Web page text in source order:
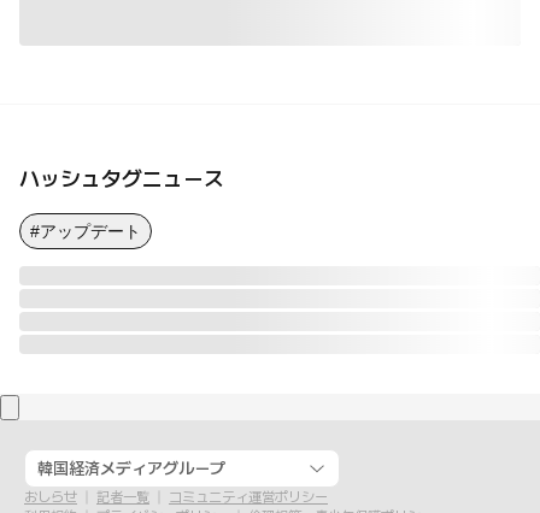
ハッシュタグニュース
#アップデート
韓国経済メディアグループ
おしらせ 記者一覧
コミュニティ運営ポリシー